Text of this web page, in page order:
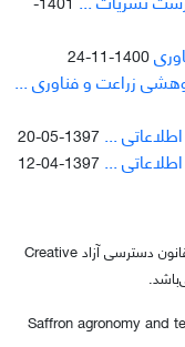
1400-11-24
...
1397-05-20
...
1397-04-12
نسخه‌برداری و استفاده از مقاله‌های این نشریه تابع قانون دسترسی آزاد Creative
Saffron agronomy and